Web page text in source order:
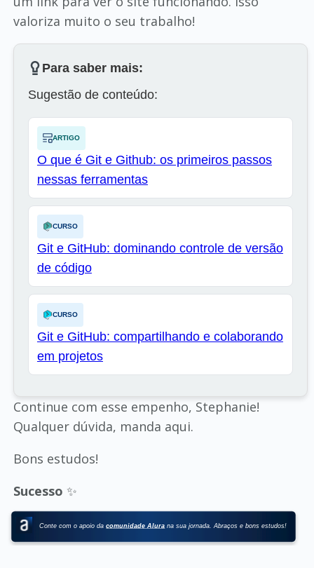
valoriza muito o seu trabalho!
Para saber mais:
Sugestão de conteúdo:
ARTIGO
O que é Git e Github: os primeiros passos
nessas ferramentas
CURSO
Git e GitHub: dominando controle de versão
de código
CURSO
Git e GitHub: compartilhando e colaborando
em projetos
Continue com esse empenho, Stephanie!
Qualquer dúvida, manda aqui.
Bons estudos!
Sucesso ✨